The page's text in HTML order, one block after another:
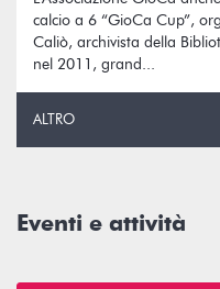
calcio a 6 “GioCa Cup”,
Caliò, archivista della
nel 2011, grand...
ALTRO
Eventi e attività